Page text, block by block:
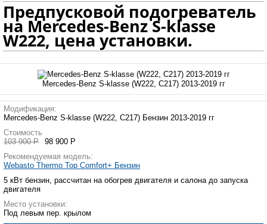
Предпусковой подогреватель
на Mercedes-Benz S-klasse
W222, цена установки.
Mercedes-Benz S-klasse (W222, C217) 2013-2019 гг
Модификация:
Mercedes-Benz S-klasse (W222, C217) Бензин 2013-2019 гг
Стоимость
103 900 Р
98 900 Р
Рекомендуемая модель:
Webasto Thermo Top Comfort+ Бензин
5 кВт бензин, рассчитан на обогрев двигателя и салона до запуска
двигателя
Место установки:
Под левым пер. крылом